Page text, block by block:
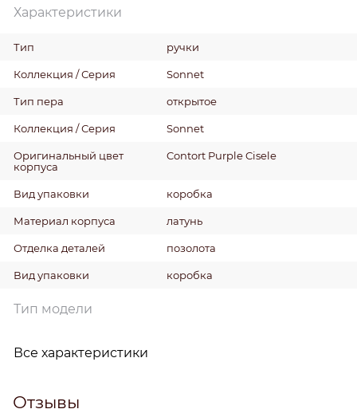
Характеристики
Тип ручки
Коллекция / Серия Sonnet
Тип пера открытое
Коллекция / Серия Sonnet
Оригинальный цвет
корпуса
Contort Purple Cisele
Вид упаковки коробка
Материал корпуса латунь
Отделка деталей позолота
Вид упаковки коробка
Тип модели
Все характеристики
Отзывы